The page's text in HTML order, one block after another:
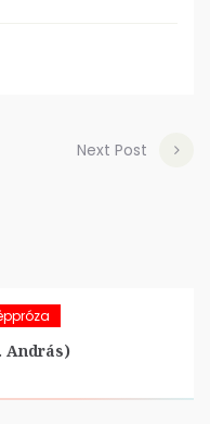
Next Post
András)